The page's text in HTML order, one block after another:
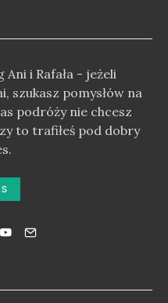
Ani i Rafała - jeżeli
szukasz pomysłów na
podróży nie chcesz
to trafiłeś pod dobry